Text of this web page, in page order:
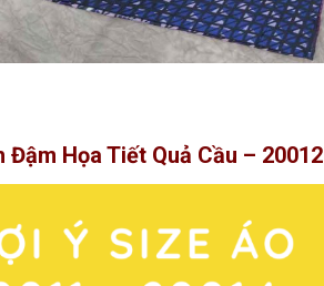
Họa Tiết Quả Cầu – 20012